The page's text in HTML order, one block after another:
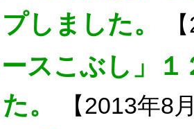
しました。
スこぶし」１
。
【2013年8